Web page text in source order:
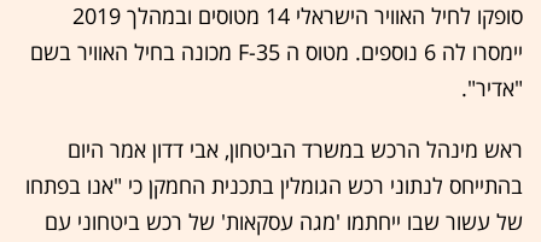
סופקו לחיל האוויר הישראלי 14 מטוסים ובמהלך 2019
יימסרו לה 6 נוספים. מטוס ה F-35 מכונה בחיל האוויר בשם
"אדיר".
ראש מינהל הרכש במשרד הביטחון, אבי דדון אמר היום
בהתייחס לנתוני רכש הגומלין בתכנית החמקן כי "אנו בפתחו
של עשור שבו ייחתמו 'מגה עסקאות' של רכש ביטחוני עם